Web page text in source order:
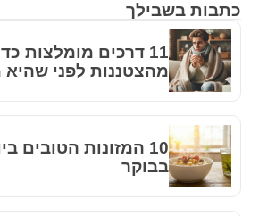
כתבות בשבילך
11 דרכים מומלצות
מהצטננות לפני
10 המזונות הטובים
בבוקר